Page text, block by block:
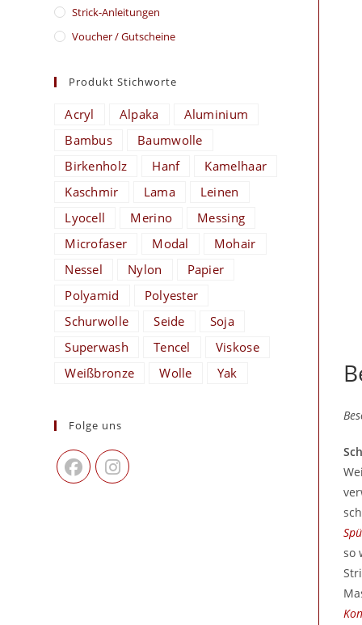
so
Strick-Anleitungen
Voucher / Gutscheine
Produkt Stichworte
Acryl Alpaka
Aluminium
Bambus
Baumwolle
Birkenholz
Hanf
Kamelhaar
Kaschmir
Lama
Leinen
Lyocell
Merino
Messing
Microfaser
Modal
Mohair
Nessel
Nylon
Papier
Polyamid
Polyester
Schurwolle
Seide
Soja
Superwash
Tencel
Viskose
Weißbronze
Wolle Yak
Folge uns